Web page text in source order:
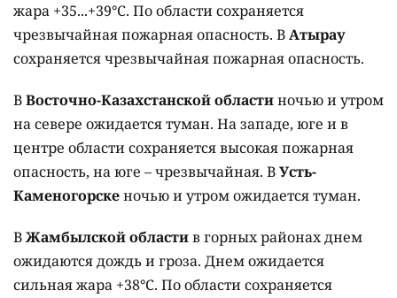
жара +35...+39°C. По области сохраняется
чрезвычайная пожарная опасность. ВАтырау
сохраняется чрезвычайная пожарная опасность.
ВВосточно-Казахстанской областиночью и утром
на севере ожидается туман. На западе, юге и в
центре области сохраняется высокая пожарная
опасность, на юге – чрезвычайная. ВУсть-
Каменогорскеночью и утром ожидается туман.
ВЖамбылской областив горных районах днем
ожидаются дождь и гроза. Днем ожидается
сильная жара +38°C. По области сохраняется